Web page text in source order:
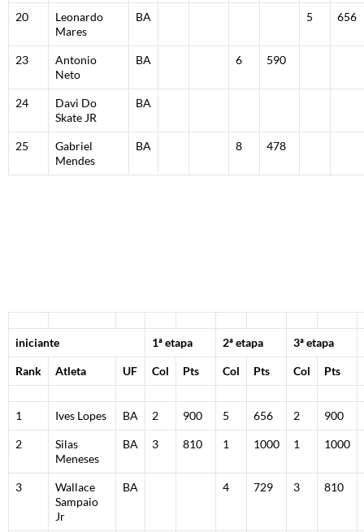
20
Leonardo
Mares
BA 5 656
23
Antonio
Neto
BA 6 590
24
Davi Do
Skate JR
BA
25
Gabriel
Mendes
BA 8 478
iniciante 1ª etapa 2ª etapa 3ª etapa
Rank Atleta UF Col Pts Col Pts Col Pts
1 Ives Lopes BA 2 900 5 656 2 900
2
Silas
Meneses
BA 3 810 1 1000 1 1000
3
Wallace
Sampaio
Jr
BA 4 729 3 810